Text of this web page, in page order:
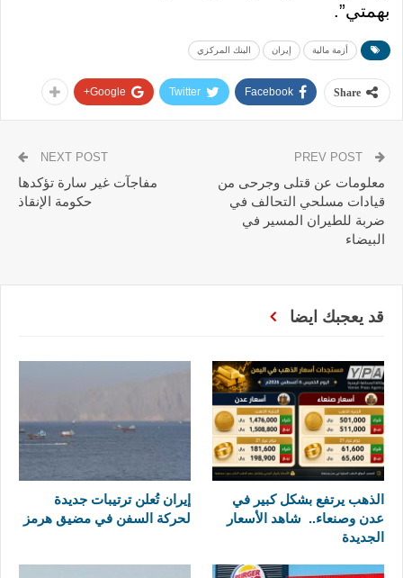
بهمتي”.
أزمة مالية إيران البنك المركزي
Share
Facebook
Twitter
Google+
معلومات عن قتلى وجرحى من
قيادات مسلحي التحالف في
ضربة للطيران المسير في
البيضاء
NEXT POST
مفاجآت غير سارة تؤكدها
حكومة الإنقاذ
قد يعجبك ايضا
الذهب يرتفع بشكل كبير في
عدن وصنعاء.. شاهد الأسعار
الجديدة
إيران تُعلن ترتيبات جديدة
لحركة السفن في مضيق هرمز